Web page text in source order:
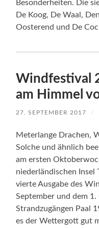
Besonderheiten. Die
De Koog, De Waal,
Oosterend und De
Windfestival
am Himmel
27. SEPTEMBER 2017 /
Meterlange Drachen,
Solche und ähnlich
am ersten
niederländischen Insel
vierte Ausgabe des
September und dem
Strandzugängen Paal
es der Wettergott gut